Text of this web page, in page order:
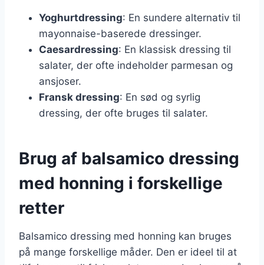
Yoghurtdressing: En sundere alternativ til
mayonnaise-baserede dressinger.
Caesardressing: En klassisk dressing til
salater, der ofte indeholder parmesan og
ansjoser.
Fransk dressing: En sød og syrlig
dressing, der ofte bruges til salater.
Brug af balsamico dressing
med honning i forskellige
retter
Balsamico dressing med honning kan bruges
på mange forskellige måder. Den er ideel til at